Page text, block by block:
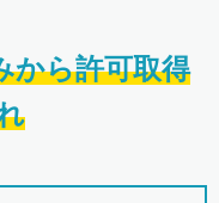
から許可取得